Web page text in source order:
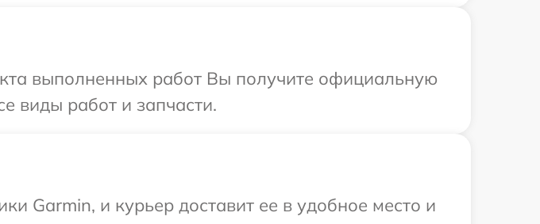
выполненных работ Вы получите официальную
виды работ и запчасти.
Garmin, и курьер доставит ее в удобное место и